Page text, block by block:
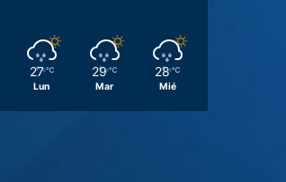
27 ℃
Lun
29 ℃
Mar
28 ℃
Mié